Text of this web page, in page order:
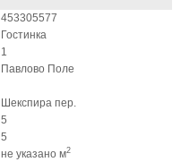
453305577
Гостинка
1
Павлово Поле
Шекспира пер.
5
5
не указано м2